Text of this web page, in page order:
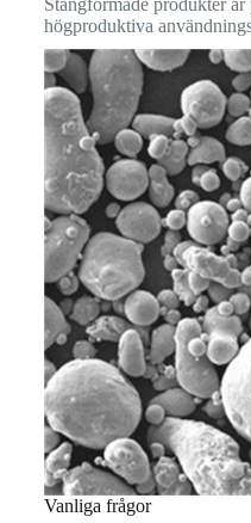
Stångformade produkter
högproduktiva
Vanliga frågor